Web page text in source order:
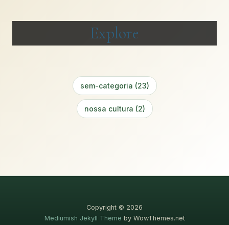
Explore
sem-categoria (23)
nossa cultura (2)
Copyright © 2026
Mediumish Jekyll Theme by WowThemes.net